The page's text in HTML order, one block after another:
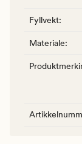
Fyllvekt:
Materiale: